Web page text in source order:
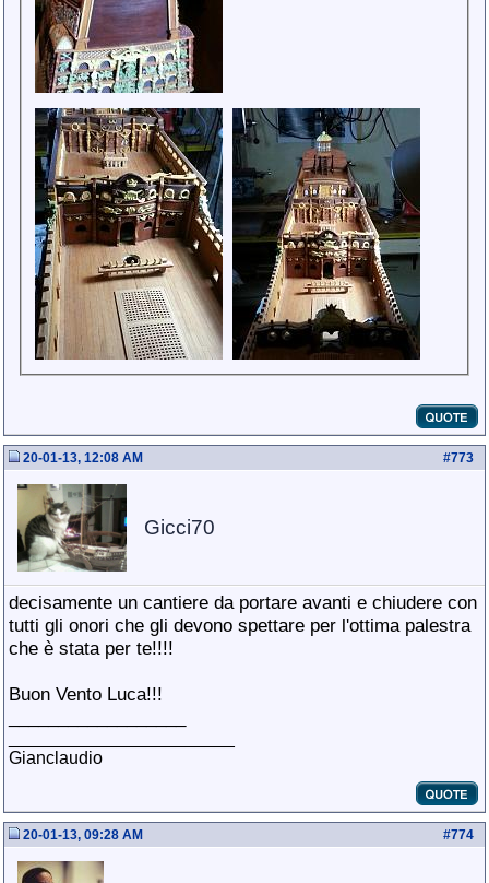
#773
20-01-13, 12:08 AM
Gicci70
decisamente un cantiere da portare avanti e chiudere con
tutti gli onori che gli devono spettare per l'ottima palestra
che è stata per te!!!!
Buon Vento Luca!!!
Gianclaudio
#774
20-01-13, 09:28 AM